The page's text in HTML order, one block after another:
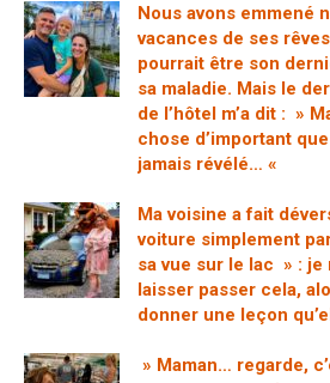
Nous avons emmené
vacances de ses
pourrait être son
sa maladie. Mais le
de l’hôtel m’a dit : »
chose d’important
jamais révélé… «
Ma voisine a fait
voiture simplement
sa vue sur le lac » : je
laisser passer cela,
donner une leçon
» Maman… regarde,